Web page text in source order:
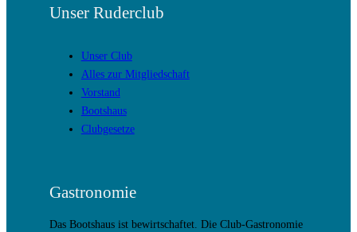
Unser Ruderclub
Unser Club
Alles zur Mitgliedschaft
Vorstand
Bootshaus
Clubgesetze
Gastronomie
Das Bootshaus ist bewirtschaftet. Die Club-Gastronomie